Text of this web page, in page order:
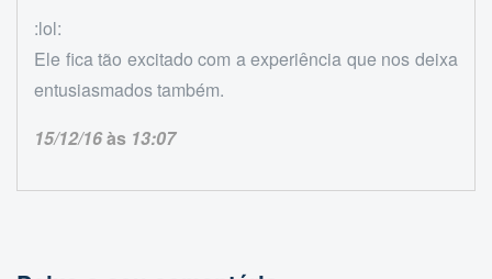
:lol:
Ele fica tão excitado com a experiência que nos deixa
entusiasmados também.
15/12/16às 13:07